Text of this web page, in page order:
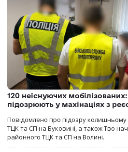
120 неіснуючих
підозрюють у махінаціях з
Повідомлено про підозру
ТЦК та СП на Буковині, а також Тво
районного ТЦК та СП на Волині.